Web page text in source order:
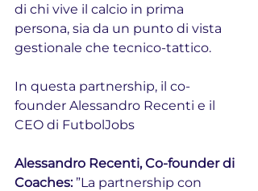
di chi vive il calcio in prima
persona, sia da un punto di vista
gestionale che tecnico-tattico.
In questa partnership, il co-
founder Alessandro Recenti e il
CEO di FutbolJobs
Alessandro Recenti, Co-founder di
Coaches: ”La partnership con